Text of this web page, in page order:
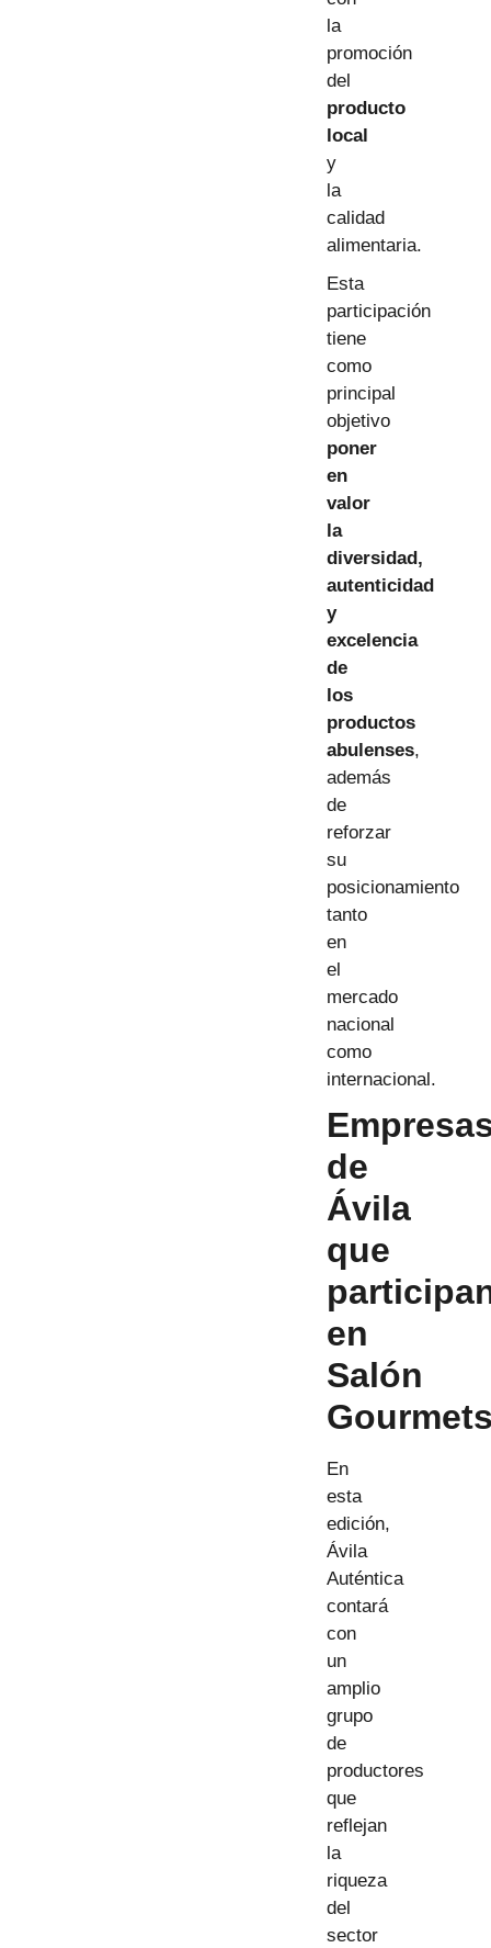
la
promoción
del
producto
local
y
la
calidad
alimentaria.
Esta
participación
tiene
como
principal
objetivo
poner
en
valor
la
diversidad,
autenticidad
y
excelencia
de
los
productos
abulenses,
además
de
reforzar
su
posicionamiento
tanto
en
el
mercado
nacional
como
internacional.
de
Ávila
que
en
Salón
En
esta
edición,
Ávila
Auténtica
contará
con
un
amplio
grupo
de
productores
que
reflejan
la
riqueza
del
sector